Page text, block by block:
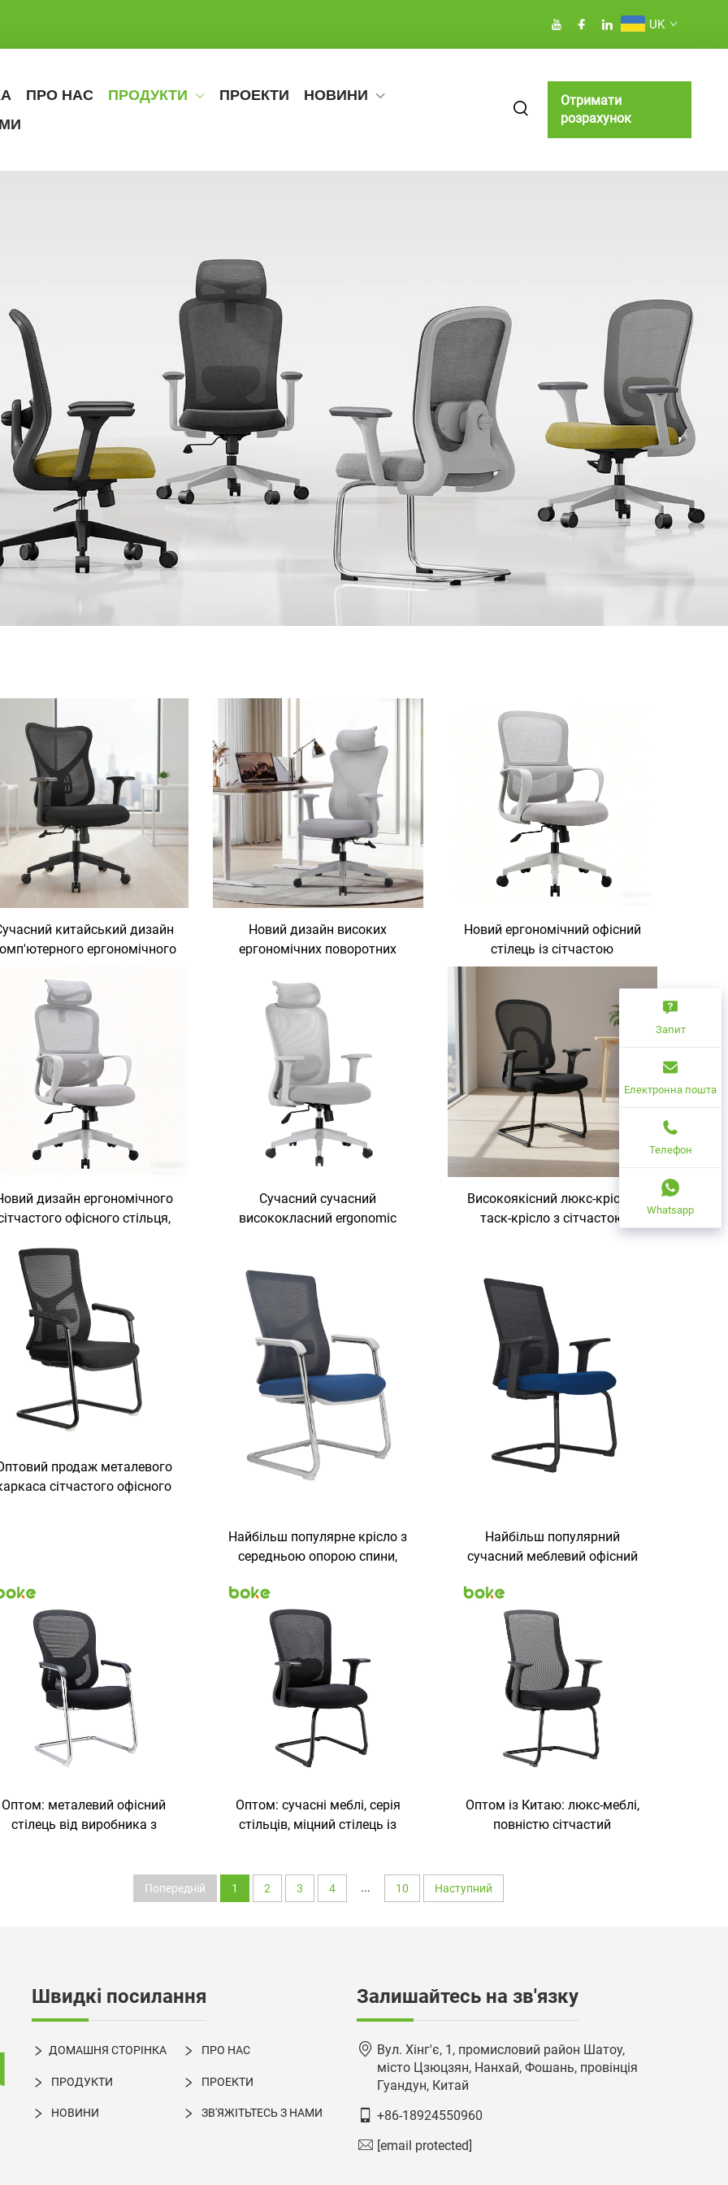
UK
ПРО НАС ПРОДУКТИ ПРОЕКТИ
НОВИНИ
Отримати
розрахунок
китайський дизайн
ергономічного
офісні стільці,
меблі для офісного столу,
комплект «офісний стіл і
стілець»
Новий дизайн високих
ергономічних поворотних
реалізація з виробництва,
сучасний комп'ютерний
стілець, офісні стільці
Новий ергономічний офісний
стілець із сітчастою
конструкцією, сучасний
регульований стілець для
офісу та робочого столу
дизайн ергономічного
офісного стільця,
офісу, меблі для керівників
і виконавців, офісні стільці
Сучасний сучасний
висококласний ergonomic
підрозділів
Високоякісний люкс-крісло-
таск-крісло з сітчастою
конструкцією для керівників,
ергономічне офісне й домашнє
крісло з пластиковим
каркасом у сучасному дизайні
продаж металевого
сітчастого офісного
Найбільш популярне крісло з
середньою опорою спини,
елементом та сітчастою
конструкцією для домашнього
офісу, офісного меблів,
офісного обладнання та
офісних столів
Найбільш популярний
сучасний меблевий офісний
підлокітниками, середньою
висотою спинки, сітчастим
сидінням та вигнутими
ніжками для співробітників і
відвідувачів
Оптом: металевий офісний
стілець від виробника з
Оптом: сучасні меблі, серія
стільців, міцний стілець із
сітчастим сидінням для
керівників
Оптом із Китаю: люкс-меблі,
повністю сітчастий
Попередній 1 2 3 4 ... 10 Наступний
Запит
Електронна пошта
Телефон
Whatsapp
Швидкі посилання
ДОМАШНЯ СТОРІНКА ПРО НАС
ПРОДУКТИ ПРОЕКТИ
НОВИНИ ЗВ'ЯЖІТЬТЕСЬ З НАМИ
Залишайтесь на зв'язку
Вул. Хінг'є, 1, промисловий район Шатоу,
місто Цзюцзян, Нанхай, Фошань, провінція
Гуандун, Китай
+86-18924550960
[email protected]